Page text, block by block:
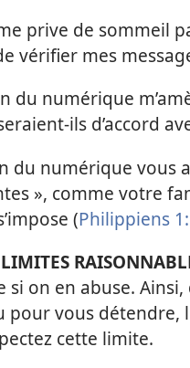
prive de sommeil
vérifier mes
du numérique
​ils d’accord
du numérique vous
», comme votre
(Philippiens
si on en abuse.
vous détendre,
cette limite.